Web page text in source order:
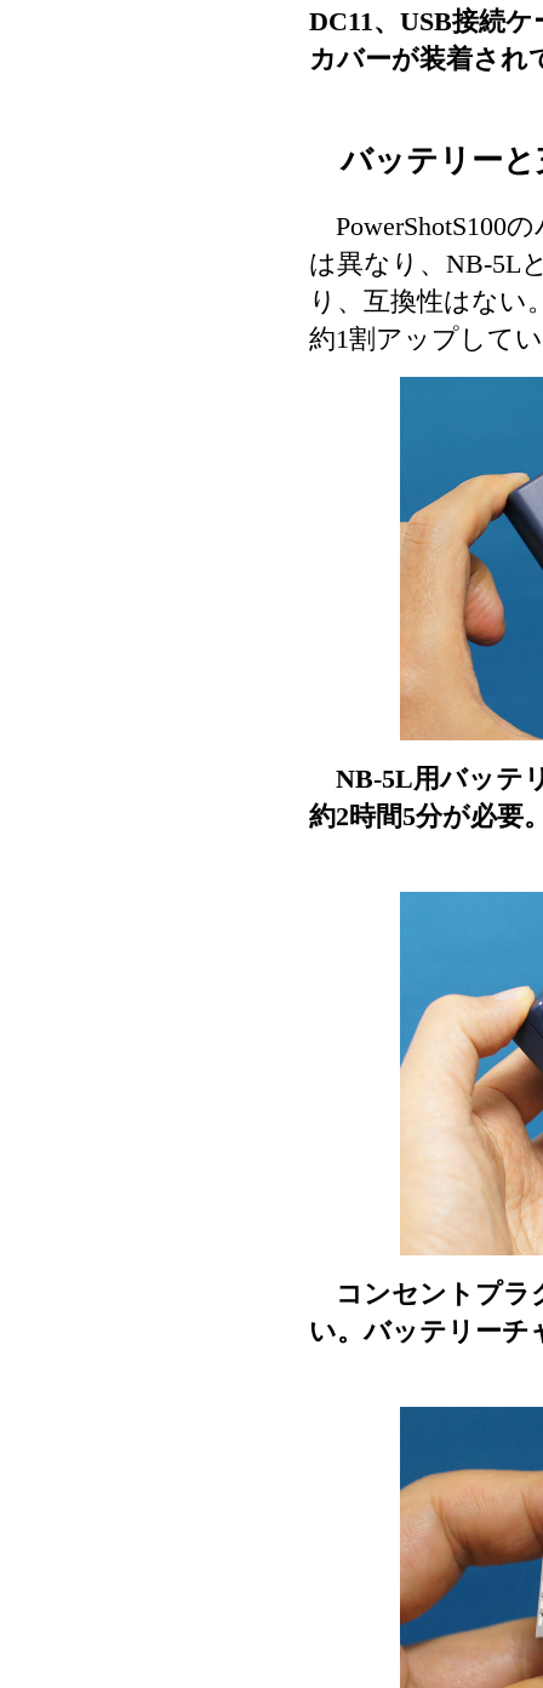
DC11、USB接続
カバーが装着され
バッテリーと
PowerShotS100
は異なり、NB-5L
り、互換性はない
約1割アップして
NB-5L用バッテ
約2時間5分が必要
コンセントプラ
い。バッテリーチ